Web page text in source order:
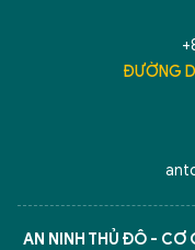
ĐƯỜNG
AN NINH THỦ ĐÔ - CƠ